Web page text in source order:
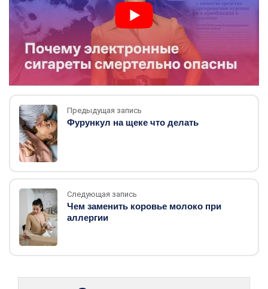
Предыдущая запись
Фурункул на щеке что делать
Следующая запись
Чем заменить коровье молоко при
аллергии